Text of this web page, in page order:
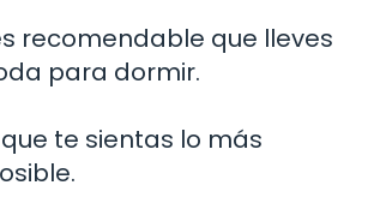
recomendable que lleves
para dormir.
te sientas lo más